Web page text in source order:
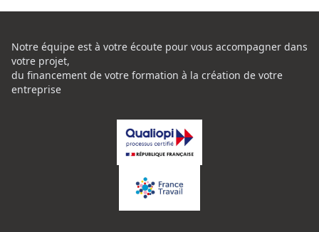
Notre équipe est à votre écoute pour vous accompagner dans
votre projet,
du financement de votre formation à la création de votre
entreprise